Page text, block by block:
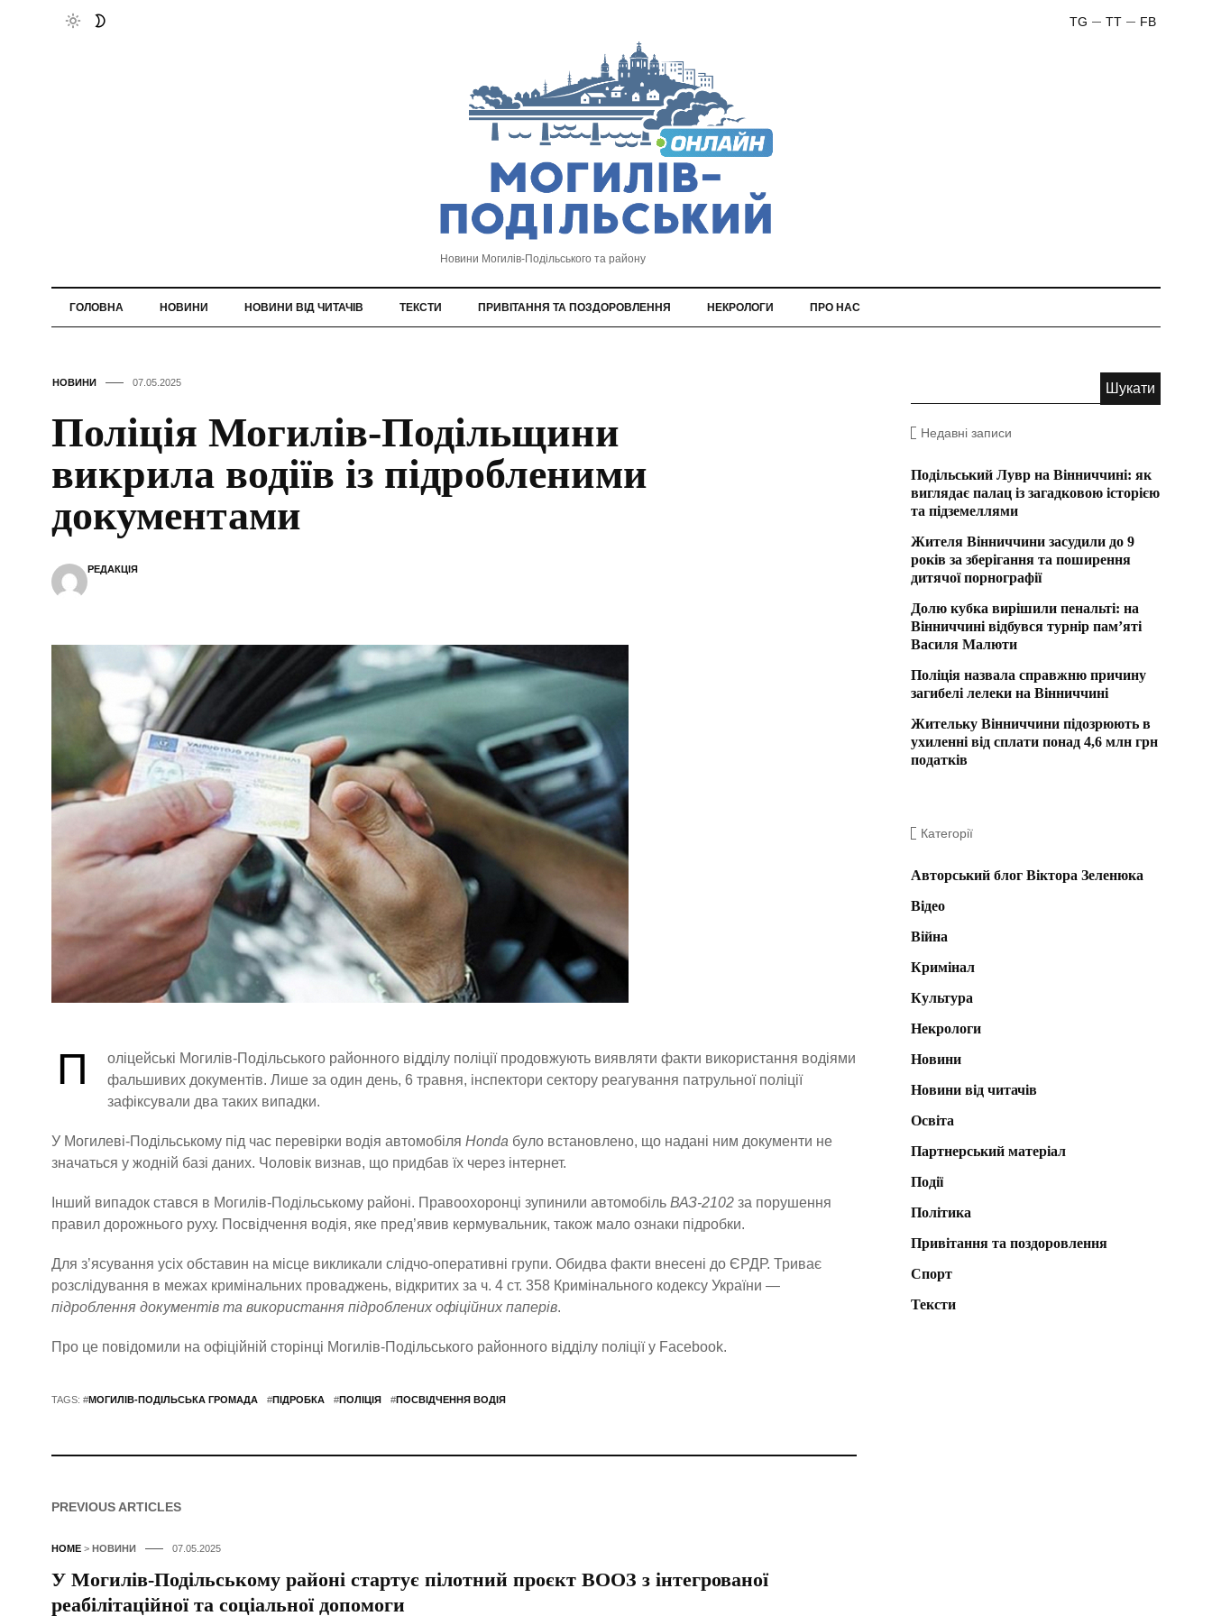
FB
TT
TG
Новини Могилів-Подільського та району
ГОЛОВНА НОВИНИ НОВИНИ ВІД ЧИТАЧІВ ТЕКСТИ ПРИВІТАННЯ ТА ПОЗДОРОВЛЕННЯ НЕКРОЛОГИ ПРО НАС
НОВИНИ 07.05.2025
Поліція Могилів-Подільщини
викрила водіїв із підробленими
документами
РЕДАКЦІЯ
П
оліцейські Могилів-Подільського районного відділу поліції продовжують виявляти факти використання водіями
фальшивих документів. Лише за один день, 6 травня, інспектори сектору реагування патрульної поліції
зафіксували два таких випадки.
У Могилеві-Подільському під час перевірки водія автомобіля Honda було встановлено, що надані ним документи не
значаться у жодній базі даних. Чоловік визнав, що придбав їх через інтернет.
Інший випадок стався в Могилів-Подільському районі. Правоохоронці зупинили автомобіль ВАЗ-2102 за порушення
правил дорожнього руху. Посвідчення водія, яке пред’явив кермувальник, також мало ознаки підробки.
Для з’ясування усіх обставин на місце викликали слідчо-оперативні групи. Обидва факти внесені до ЄРДР. Триває
розслідування в межах кримінальних проваджень, відкритих за ч. 4 ст. 358 Кримінального кодексу України —
підроблення документів та використання підроблених офіційних паперів.
Про це повідомили на офіційній сторінці Могилів-Подільського районного відділу поліції у Facebook.
TAGS: #МОГИЛІВ-ПОДІЛЬСЬКА ГРОМАДА #ПІДРОБКА #ПОЛІЦІЯ #ПОСВІДЧЕННЯ ВОДІЯ
PREVIOUS ARTICLES
HOME > НОВИНИ 07.05.2025
У Могилів-Подільському районі стартує пілотний проєкт ВООЗ з інтегрованої
реабілітаційної та соціальної допомоги
Недавні записи
Подільський Лувр на Вінниччині: як
виглядає палац із загадковою історією
та підземеллями
Жителя Вінниччини засудили до 9
років за зберігання та поширення
дитячої порнографії
Долю кубка вирішили пенальті: на
Вінниччині відбувся турнір пам’яті
Василя Малюти
Поліція назвала справжню причину
загибелі лелеки на Вінниччині
Жительку Вінниччини підозрюють в
ухиленні від сплати понад 4,6 млн грн
податків
Категорії
Авторський блог Віктора Зеленюка
Відео
Війна
Кримінал
Культура
Некрологи
Новини
Новини від читачів
Освіта
Партнерський матеріал
Події
Політика
Привітання та поздоровлення
Спорт
Тексти